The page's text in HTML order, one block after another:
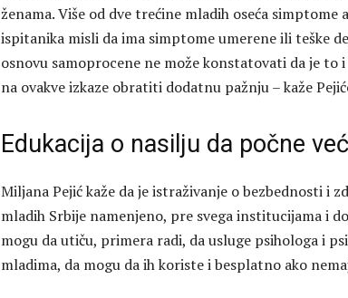
ženama. Više od dve trećine mladih oseća simptome
ispitanika misli da ima simptome umerene ili teške
osnovu samoprocene ne može konstatovati da je to
na ovakve izkaze obratiti dodatnu pažnju – kaže
Edukacija o nasilju da počne
Miljana Pejić kaže da je istraživanje o bezbednosti i
mladih Srbije namenjeno, pre svega institucijama i
mogu da utiču, primera radi, da usluge psihologa i
mladima, da mogu da ih koriste i besplatno ako